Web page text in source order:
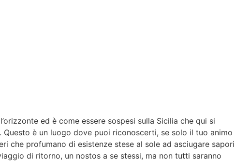
ed è come essere sospesi sulla Sicilia che qui si
è un luogo dove puoi riconoscerti, se solo il tuo animo
che profumano di esistenze stese al sole ad asciugare sapori
di ritorno, un nostos a se stessi, ma non tutti saranno